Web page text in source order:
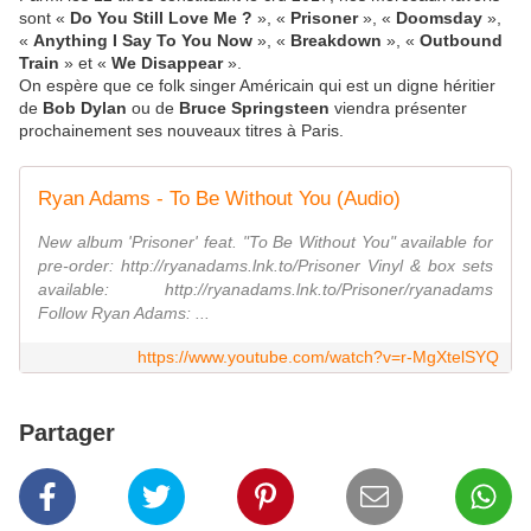
sont « Do You Still Love Me ? », « Prisoner», « Doomsday »,
« Anything I Say To You Now », « Breakdown », « Outbound
Train » et « We Disappear».
On espère que ce folk singer Américain qui est un digne héritier
de Bob Dylan ou de Bruce Springsteen viendra présenter
prochainement ses nouveaux titres à Paris.
Ryan Adams - To Be Without You (Audio)
New album 'Prisoner' feat. "To Be Without You" available for
pre-order: http://ryanadams.lnk.to/Prisoner Vinyl & box sets
available: http://ryanadams.lnk.to/Prisoner/ryanadams
Follow Ryan Adams: ...
https://www.youtube.com/watch?v=r-MgXtelSYQ
Partager